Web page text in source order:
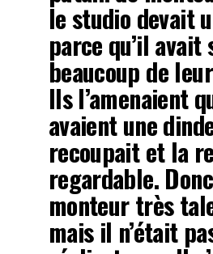
le studio devait
parce qu’il avait
beaucoup de
Ils l’amenaient
avaient une
recoupait et la
regardable.
monteur très
mais il n’était